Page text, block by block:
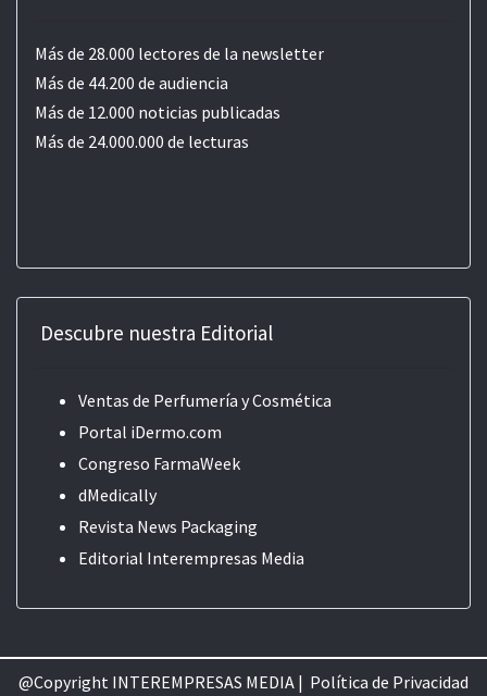
Más de 28.000 lectores de la newsletter
Más de 44.200 de audiencia
Más de 12.000 noticias publicadas
Más de 24.000.000 de lecturas
Descubre nuestra Editorial
Ventas de Perfumería y Cosmética
Portal iDermo.com
Congreso FarmaWeek
dMedically
Revista News Packaging
Editorial Interempresas Media
@Copyright INTEREMPRESAS MEDIA | Política de Privacidad